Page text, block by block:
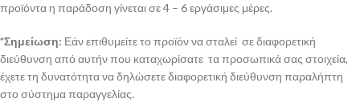
προϊόντα η παράδοση γίνεται σε 4 – 6 εργάσιμες μέρες.
*Σημείωση: Εάν επιθυμείτε το προϊόν να σταλεί σε διαφορετική
διεύθυνση από αυτήν που καταχωρίσατε τα προσωπικά σας στοιχεία,
έχετε τη δυνατότητα να δηλώσετε διαφορετική διεύθυνση παραλήπτη
στο σύστημα παραγγελίας.